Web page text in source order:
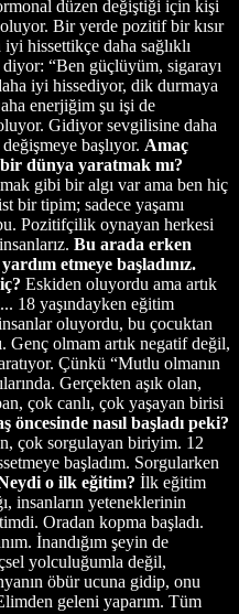
düzen değiştiği için kişi
Bir yerde pozitif bir kısır
hissettikçe daha sağlıklı
“Ben güçlüyüm, sigarayı
iyi hissediyor, dik durmaya
enerjiğim şu işi de
Gidiyor sevgilisine daha
başlıyor. Amaç
dünya yaratmak mı?
gibi bir algı var ama ben hiç
bir tipim; sadece yaşamı
Pozitifçilik oynayan herkesi
Bu arada erken
etmeye başladınız.
Eskiden oluyordu ama artık
18 yaşındayken eğitim
oluyordu, bu çocuktan
Genç olmam artık negatif değil,
Çünkü “Mutlu olmanın
Gerçekten aşık olan,
çok canlı, çok yaşayan birisi
öncesinde nasıl başladı peki?
çok sorgulayan biriyim. 12
başladım. Sorgularken
o ilk eğitim? İlk eğitim
insanların yeteneklerinin
Oradan kopma başladı.
İnandığım şeyin de
yolculuğumla değil,
öbür ucuna gidip, onu
geleni yaparım. Tüm